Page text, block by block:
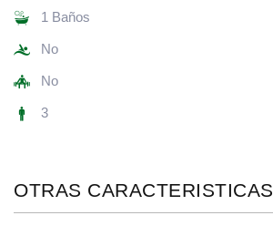
1 Baños
No
No
3
OTRAS CARACTERISTICAS